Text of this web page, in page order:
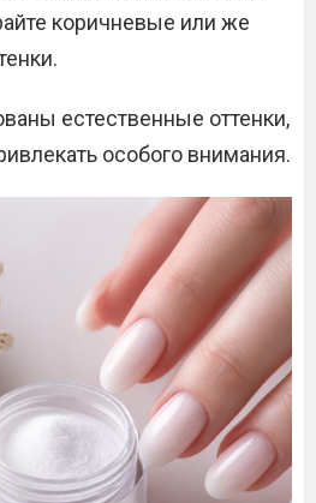
коричневые или же
естественные оттенки,
особого внимания.